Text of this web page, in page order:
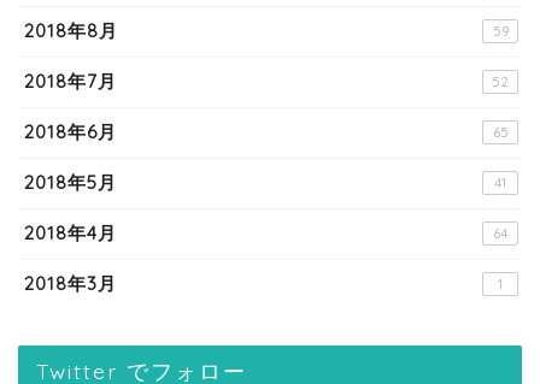
2018年8月 59
2018年7月 52
2018年6月 65
2018年5月 41
2018年4月 64
2018年3月 1
Twitter でフォロー